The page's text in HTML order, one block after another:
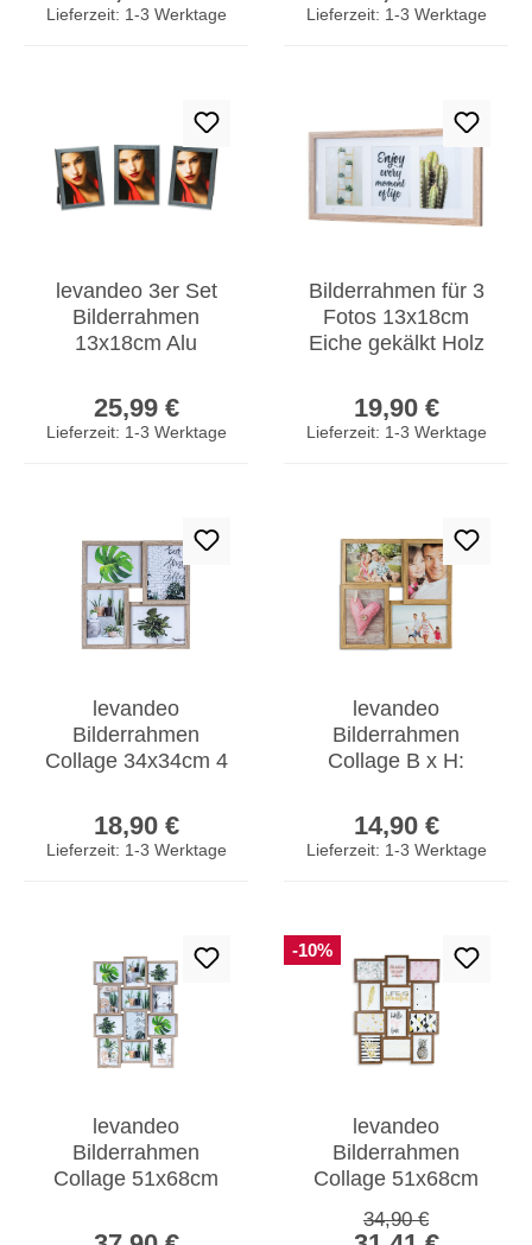
Lieferzeit: 1-3 Werktage Lieferzeit: 1-3 Werktage
levandeo 3er Set
Bilderrahmen
13x18cm Alu
Fotorahmen Glas
25,99 €
Lieferzeit: 1-3 Werktage
Bilderrahmen für 3
Fotos 13x18cm
Eiche gekälkt Holz
Glasscheibe
19,90 €
Lieferzeit: 1-3 Werktage
levandeo
Bilderrahmen
Collage 34x34cm 4
gekälkt Holz MDF
Glas
18,90 €
Lieferzeit: 1-3 Werktage
levandeo
Bilderrahmen
Collage B x H:
13x18 Eiche MDF
Holz Glas
14,90 €
Lieferzeit: 1-3 Werktage
levandeo
Bilderrahmen
Collage 51x68cm
Eiche gekälkt MDF
-10%
levandeo
Bilderrahmen
Collage 51x68cm
Nussbaum MDF
Verkaufspreis:
Regulärer Preis:
34,90 €